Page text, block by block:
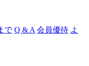
ャ
で Q & A 会員優待 よ